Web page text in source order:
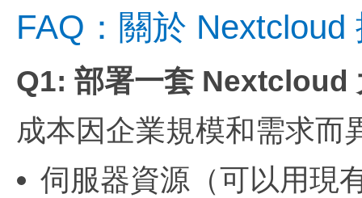
FAQ：關於 Nextcloud
Q1: 部署一套 Nextcloud
成本因企業規模和需求而
伺服器資源（可以用現